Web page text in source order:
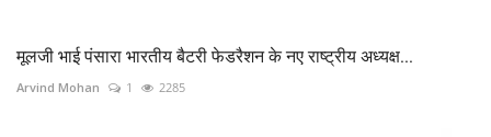
मूलजी भाई पंसारा भारतीय बैटरी फेडरैशन के नए राष्ट्रीय अध्यक्ष...
Arvind Mohan 1 2285